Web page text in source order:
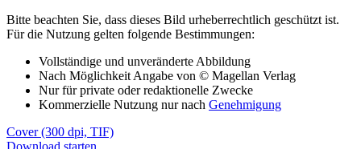
Bitte beachten Sie, dass dieses Bild urheberrechtlich geschützt ist.
Für die Nutzung gelten folgende Bestimmungen:
Vollständige und unveränderte Abbildung
Nach Möglichkeit Angabe von © Magellan Verlag
Nur für private oder redaktionelle Zwecke
Kommerzielle Nutzung nur nach Genehmigung
Cover (300 dpi, TIF)
Download starten